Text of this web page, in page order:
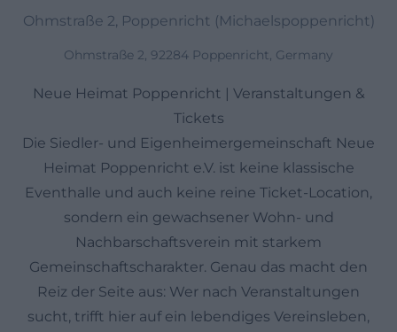
Ohmstraße 2, Poppenricht (Michaelspoppenricht)
Ohmstraße 2, 92284 Poppenricht, Germany
Neue Heimat Poppenricht | Veranstaltungen &
Tickets
Die Siedler- und Eigenheimergemeinschaft Neue
Heimat Poppenricht e.V. ist keine klassische
Eventhalle und auch keine reine Ticket-Location,
sondern ein gewachsener Wohn- und
Nachbarschaftsverein mit starkem
Gemeinschaftscharakter. Genau das macht den
Reiz der Seite aus: Wer nach Veranstaltungen
sucht, trifft hier auf ein lebendiges Vereinsleben,